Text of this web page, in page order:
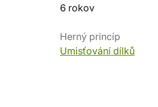
6 rokov
Herný princíp
Umisťování dílků